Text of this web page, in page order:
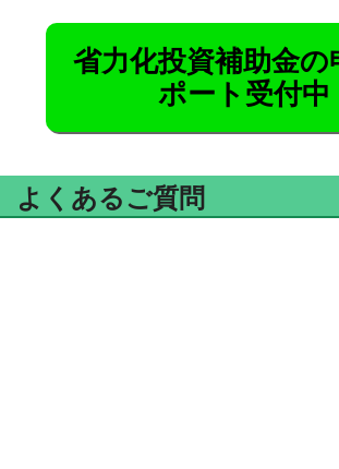
省力化投資補助金の
ポート受付中
よくあるご質問